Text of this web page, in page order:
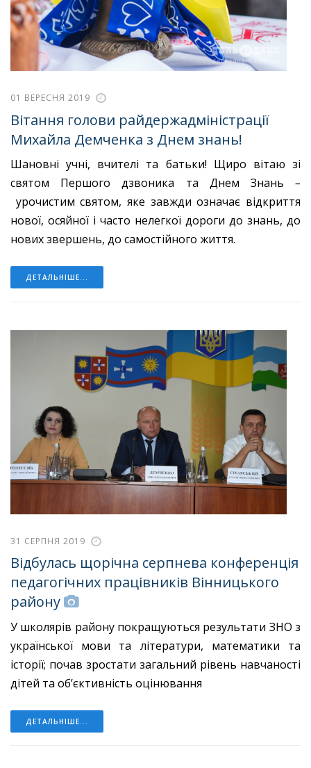
01 ВЕРЕСНЯ 2019
Вітання голови райдержадміністрації
Михайла Демченка з Днем знань!
Шановні учні, вчителі та батьки! Щиро вітаю зі
святом Першого дзвоника та Днем Знань –
урочистим святом, яке завжди означає відкриття
нової, осяйної і часто нелегкої дороги до знань, до
нових звершень, до самостійного життя.
ДЕТАЛЬНІШЕ...
31 СЕРПНЯ 2019
Відбулась щорічна серпнева конференція
педагогічних працівників Вінницького
району
У школярів району покращуються результати ЗНО з
української мови та літератури, математики та
історії; почав зростати загальний рівень навчаності
дітей та об’єктивність оцінювання
ДЕТАЛЬНІШЕ...